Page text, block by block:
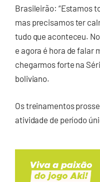
Brasileirão: “Estamos
mas precisamos ter
tudo que aconteceu.
e agora é hora de falar
chegarmos forte na
boliviano.
Os treinamentos
atividade de período